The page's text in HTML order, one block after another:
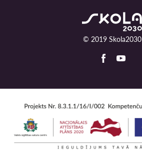
© 2019 Skola2030